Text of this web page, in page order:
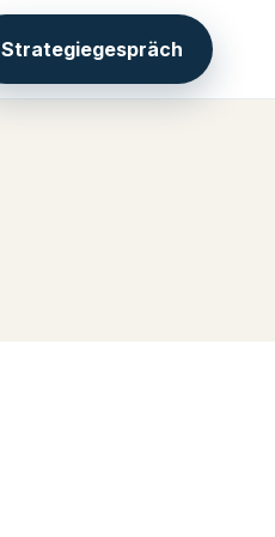
Strategiegespräch